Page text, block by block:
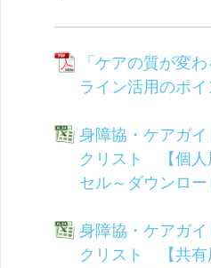
「ケアの質が変
ライン活用のポイ
身障協・ケアガ
クリスト 【個人
セル～ダウンロー
身障協・ケアガ
クリスト 【共有